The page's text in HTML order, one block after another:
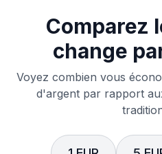
Comparez
change
Voyez combien vous
d'argent par rapport